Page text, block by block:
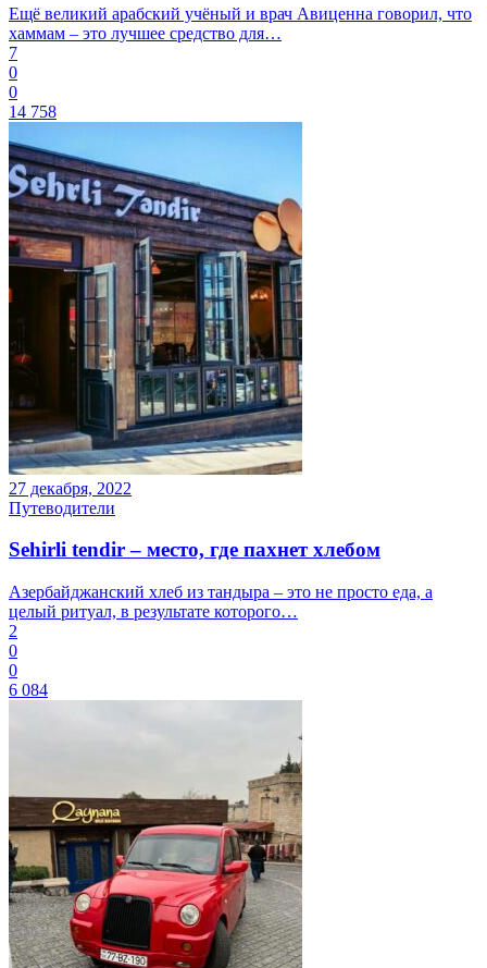
Ещё великий арабский учёный и врач Авиценна говорил, что
хаммам – это лучшее средство для…
7
0
0
14 758
27 декабря, 2022
Путеводители
Sehirli tendir – место, где пахнет хлебом
Азербайджанский хлеб из тандыра – это не просто еда, а
целый ритуал, в результате которого…
2
0
0
6 084